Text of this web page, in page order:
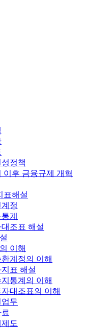
정책
이후 금융규제 개혁
표해설
정
계
조표 해설
이해
계정의 이해
표 해설
통계의 이해
대조표의 이해
무
도